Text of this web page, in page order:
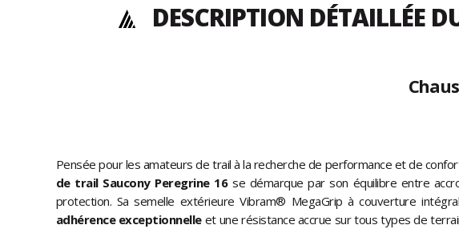
DESCRIPTION DÉTAILLÉE
Pensée pour les amateurs de trail à la recherche de performance et de
de trail Saucony Peregrine 16se démarque par son équilibre entre
protection. Sa semelle extérieure Vibram® MegaGrip à couverture
adhérence exceptionnelleet une résistance accrue sur tous types de